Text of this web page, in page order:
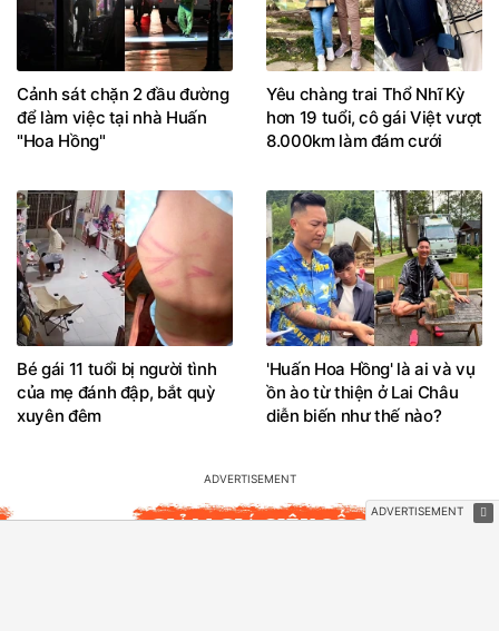
Cảnh sát chặn 2 đầu đường
để làm việc tại nhà Huấn
"Hoa Hồng"
Yêu chàng trai Thổ Nhĩ Kỳ
hơn 19 tuổi, cô gái Việt vượt
8.000km làm đám cưới
Bé gái 11 tuổi bị người tình
của mẹ đánh đập, bắt quỳ
xuyên đêm
'Huấn Hoa Hồng' là ai và vụ
ồn ào từ thiện ở Lai Châu
diễn biến như thế nào?